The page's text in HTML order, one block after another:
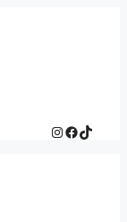
Instagram
TikTok